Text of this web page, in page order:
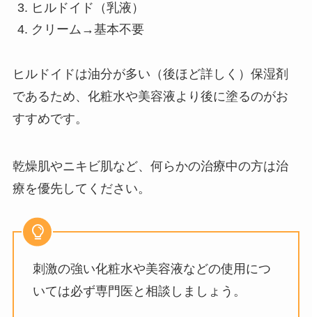
ヒルドイド（乳液）
クリーム→基本不要
ヒルドイドは油分が多い（後ほど詳しく）保湿剤
であるため、化粧水や美容液より後に塗るのがお
すすめです。
乾燥肌やニキビ肌など、何らかの治療中の方は治
療を優先してください。
刺激の強い化粧水や美容液などの使用につ
いては必ず専門医と相談しましょう。